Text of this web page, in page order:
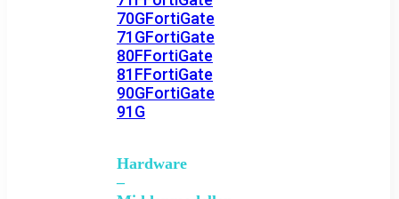
70GFortiGate
71GFortiGate
80FFortiGate
81FFortiGate
90GFortiGate
91G
Hardware
–